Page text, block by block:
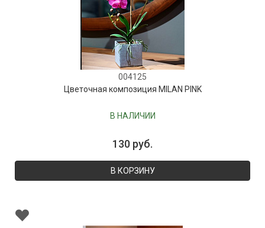
004125
Цветочная композиция MILAN PINK
В НАЛИЧИИ
130 руб.
В КОРЗИНУ